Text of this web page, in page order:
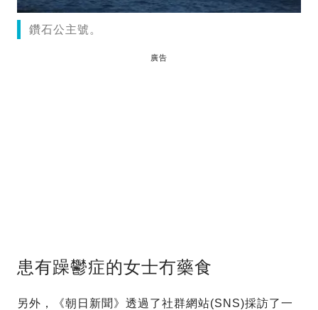
鑽石公主號。
廣告
患有躁鬱症的女士冇藥食
另外，《朝日新聞》透過了社群網站(SNS)採訪了一